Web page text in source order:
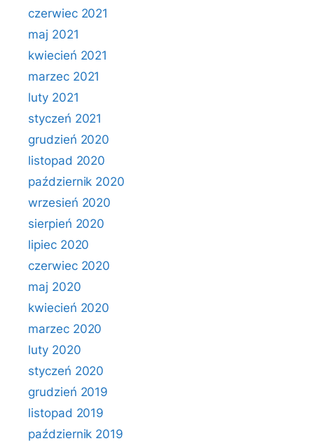
czerwiec 2021
maj 2021
kwiecień 2021
marzec 2021
luty 2021
styczeń 2021
grudzień 2020
listopad 2020
październik 2020
wrzesień 2020
sierpień 2020
lipiec 2020
czerwiec 2020
maj 2020
kwiecień 2020
marzec 2020
luty 2020
styczeń 2020
grudzień 2019
listopad 2019
październik 2019